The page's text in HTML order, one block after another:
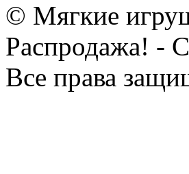
© Мягкие
Распродажа! -
Все права